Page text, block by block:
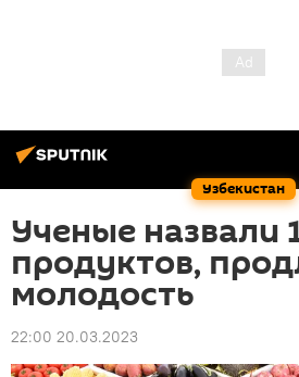
Узбекистан
Ученые назвали
продуктов,
молодость
22:00 20.03.2023